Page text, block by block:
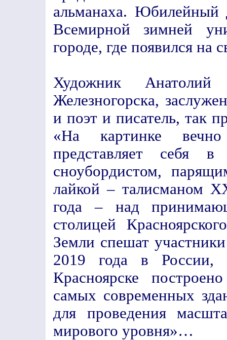
альманаха. Юбилейный
Всемирной зимней
городе, где появился на
Художник
Железногорска,
и поэт и писатель, так
«На картинке
представляет себя
сноубордистом,
лайкой – талисманом
года – над
столицей
Земли спешат
2019 года в России,
Красноярске
самых современных
для проведения
мирового уровня»…